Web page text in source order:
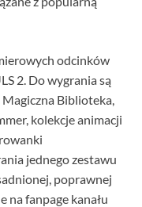
odcinków
2. Do wygrania są
Biblioteka,
kolekcje animacji
jednego zestawu
poprawnej
na fanpage kanału